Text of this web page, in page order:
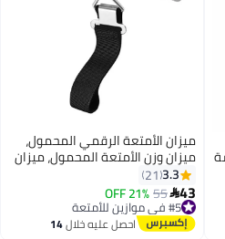
ميزان الأمتعة الرقمي المحمول،
ميزان وزن الأمتعة المحمول، ميزان
حقائب السفر المعلقة
3.3
21
43
55
21% OFF #5 في موازين للأمتعة
توصيل مجاني
#5 في موازين للأمتعة احصل عليه خلال14